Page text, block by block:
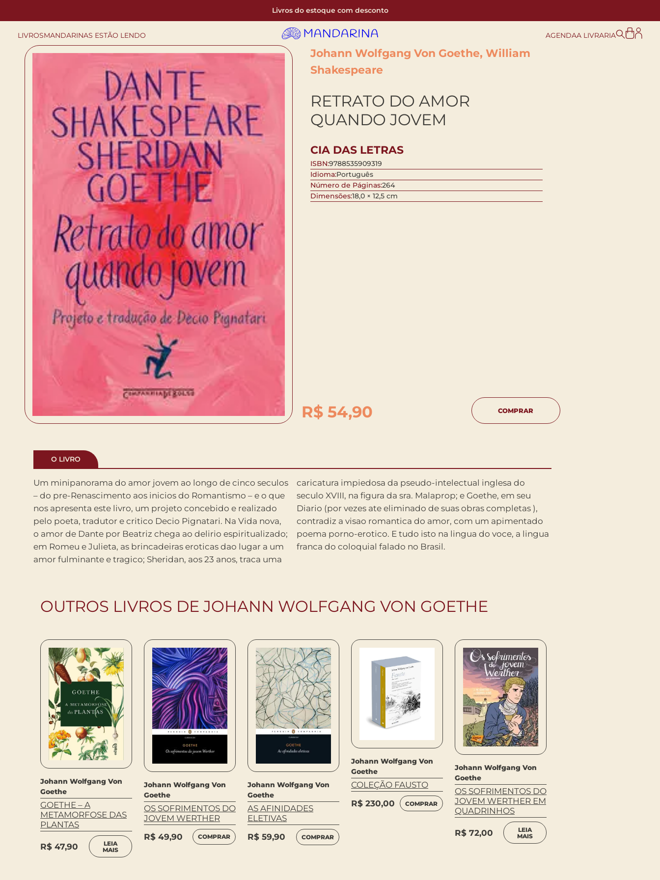
Livros do estoque com desconto
LIVROSMANDARINAS ESTÃO LENDO AGENDAA LIVRARIA
Johann Wolfgang Von Goethe, William
Shakespeare
RETRATO DO AMOR
QUANDO JOVEM
CIA DAS LETRAS
ISBN:9788535909319
Idioma:Português
Número de Páginas:264
Dimensões:18,0 × 12,5 cm
R$54,90 COMPRAR
O LIVRO
Um minipanorama do amor jovem ao longo de cinco seculos
– do pre-Renascimento aos inicios do Romantismo – e o que
nos apresenta este livro, um projeto concebido e realizado
pelo poeta, tradutor e critico Decio Pignatari. Na Vida nova,
o amor de Dante por Beatriz chega ao delirio espiritualizado;
em Romeu e Julieta, as brincadeiras eroticas dao lugar a um
amor fulminante e tragico; Sheridan, aos 23 anos, traca uma
caricatura impiedosa da pseudo-intelectual inglesa do
seculo XVIII, na figura da sra. Malaprop; e Goethe, em seu
Diario (por vezes ate eliminado de suas obras completas ),
contradiz a visao romantica do amor, com um apimentado
poema porno-erotico. E tudo isto na lingua do voce, a lingua
franca do coloquial falado no Brasil.
OUTROS LIVROS DE JOHANN WOLFGANG VON GOETHE
Johann Wolfgang Von
Goethe
GOETHE – A
METAMORFOSE DAS
PLANTAS
R$ 47,90
LEIA
MAIS
Johann Wolfgang Von
Goethe
OS SOFRIMENTOS DO
JOVEM WERTHER
R$ 49,90 COMPRAR
Johann Wolfgang Von
Goethe
AS AFINIDADES
ELETIVAS
R$ 59,90 COMPRAR
Johann Wolfgang Von
Goethe
COLEÇÃO FAUSTO
R$ 230,00 COMPRAR
Johann Wolfgang Von
Goethe
OS SOFRIMENTOS DO
JOVEM WERTHER EM
QUADRINHOS
R$ 72,00
LEIA
MAIS